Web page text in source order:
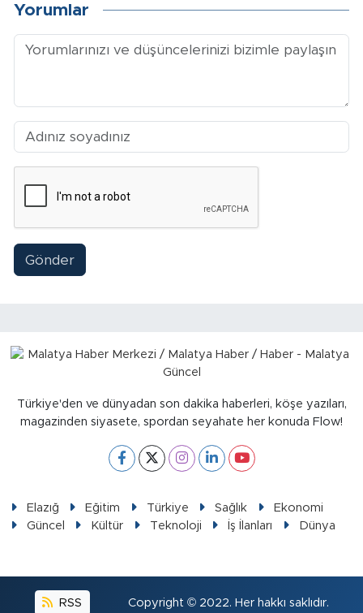
Yorumlar
Gönder
Türkiye'den ve dünyadan son dakika haberleri, köşe yazıları,
magazinden siyasete, spordan seyahate her konuda Flow!
Elazığ Eğitim Türkiye Sağlık
Ekonomi
Güncel
Kültür Teknoloji İş İlanları Dünya
RSS Copyright © 2022. Her hakkı saklıdır.
Adıyaman